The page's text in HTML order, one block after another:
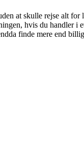
at skulle rejse alt
hvis du handler i
finde mere end